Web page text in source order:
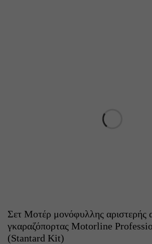
Σετ Μοτέρ μονόφυλλης αριστερής
γκαραζόπορτας Motorline
(Stantard Kit)